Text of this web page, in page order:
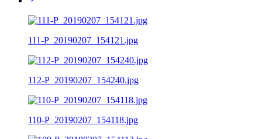
111-P_20190207_154121.jpg
112-P_20190207_154240.jpg
110-P_20190207_154118.jpg